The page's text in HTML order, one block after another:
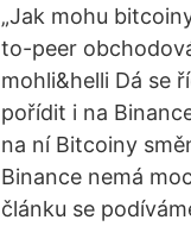
„Jak mohu
to-peer
mohli&helli Dá se
pořídit i na
na ní Bitcoiny
Binance nemá
článku se